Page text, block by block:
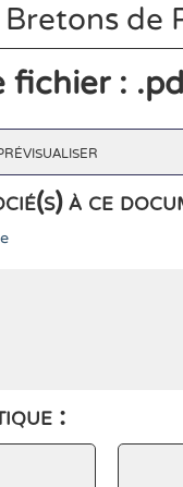
de
fichier :
à ce
: